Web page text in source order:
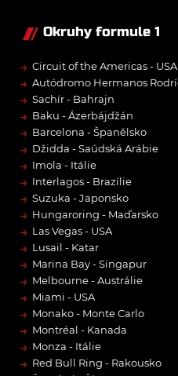
Okruhy formule 1
→ Circuit of the Americas - USA
→ Autódromo Hermanos
→ Sachír - Bahrajn
→ Baku - Ázerbájdžán
→ Barcelona - Španělsko
→ Džidda - Saúdská Arábie
→ Imola - Itálie
→ Interlagos - Brazílie
→ Suzuka - Japonsko
→ Hungaroring - Maďarsko
→ Las Vegas - USA
→ Lusail - Katar
→ Marina Bay - Singapur
→ Melbourne - Austrálie
→ Miami - USA
→ Monako - Monte Carlo
→ Montréal - Kanada
→ Monza - Itálie
→ Red Bull Ring - Rakousko